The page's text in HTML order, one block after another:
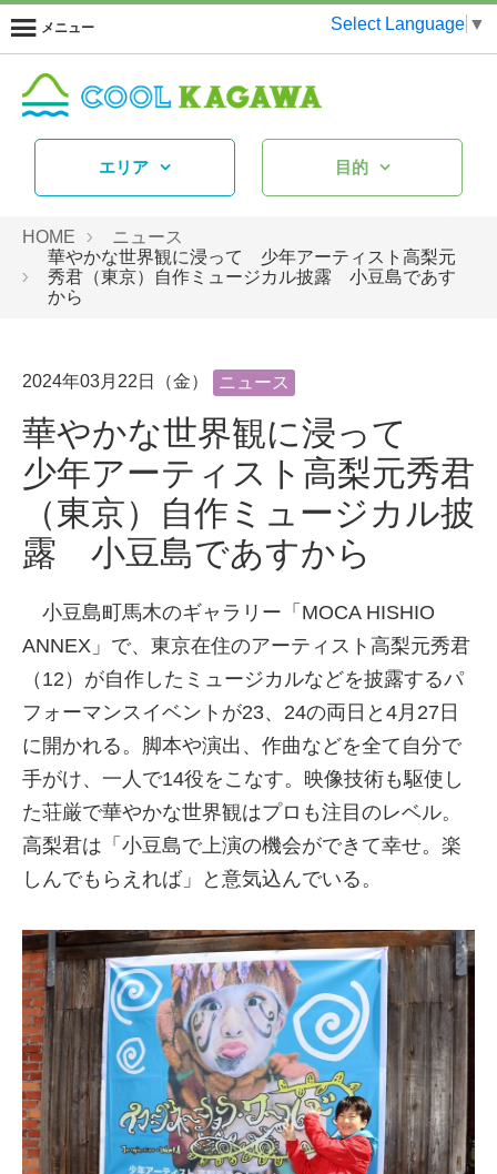
メニュー Select Language ▼
エリア 目的
HOME
ニュース
華やかな世界観に浸って 少年アーティスト高梨元
秀君（東京）自作ミュージカル披露 小豆島であす
から
2024年03月22日（金） ニュース
華やかな世界観に浸って
少年アーティスト高梨元秀君
（東京）自作ミュージカル披
露 小豆島であすから
小豆島町馬木のギャラリー「MOCA HISHIO
ANNEX」で、東京在住のアーティスト高梨元秀君
（12）が自作したミュージカルなどを披露するパ
フォーマンスイベントが23、24の両日と4月27日
に開かれる。脚本や演出、作曲などを全て自分で
手がけ、一人で14役をこなす。映像技術も駆使し
た荘厳で華やかな世界観はプロも注目のレベル。
高梨君は「小豆島で上演の機会ができて幸せ。楽
しんでもらえれば」と意気込んでいる。